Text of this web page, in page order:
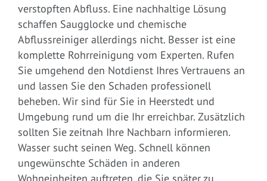
verstopften Abfluss. Eine nachhaltige Lösung
schaffen Saugglocke und chemische
Abflussreiniger allerdings nicht. Besser ist eine
komplette Rohrreinigung vom Experten. Rufen
Sie umgehend den Notdienst Ihres Vertrauens an
und lassen Sie den Schaden professionell
beheben. Wir sind für Sie in Heerstedt und
Umgebung rund um die Ihr erreichbar. Zusätzlich
sollten Sie zeitnah Ihre Nachbarn informieren.
Wasser sucht seinen Weg. Schnell können
ungewünschte Schäden in anderen